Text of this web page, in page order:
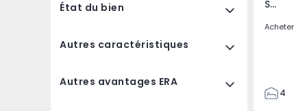
État du bien
Autres caractéristiques
Autres avantages ERA
Santa Clara e Castelo Viegas, Coimbra
Acheter
4